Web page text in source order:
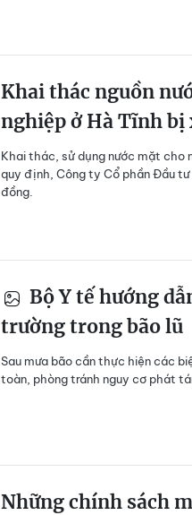
Khai thác nguồn
nghiệp ở Hà Tĩnh bị
Khai thác, sử dụng nước mặt cho
quy định, Công ty Cổ phần Đầu
đồng.
Bộ Y tế hướng
trường trong bão lũ
Sau mưa bão cần thực hiện các
toàn, phòng tránh nguy cơ phát
Những chính sách